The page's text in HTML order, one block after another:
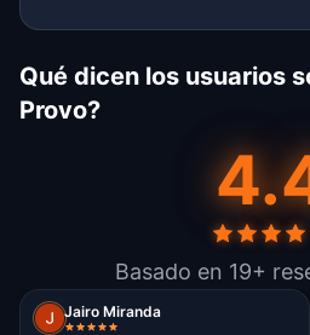
Qué dicen los usuarios
Provo?
Basado en 19+
Jairo Miranda